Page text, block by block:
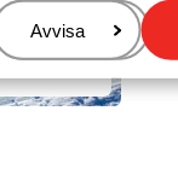
Hantera
Avvisa